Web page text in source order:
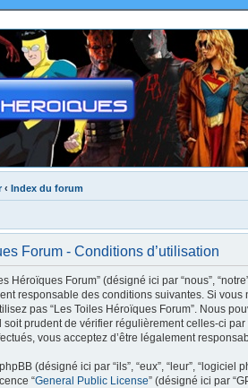
‹ Index du forum
Forum - Conditions d’utilisation
Héroïques Forum” (désigné ici par “nous”,
responsable des conditions suivantes. Si
pas “Les Toiles Héroïques Forum”. Nous
soit prudent de vérifier régulièrement celles-ci
vous acceptez d’être légalement
(désigné ici par “ils”, “eux”, “leur”,
“General Public License” (désigné ici par